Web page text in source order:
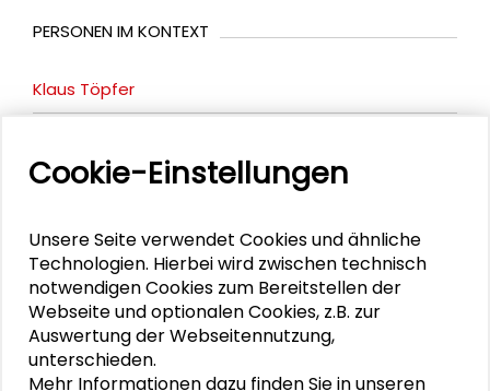
PERSONEN IM KONTEXT
Klaus Töpfer
Stephan Lessenich
Brigitte Zypries
Christian Stegbauer
PUBLIKATIONEN
Cookie-Einstellungen
Unsere Seite verwendet Cookies und ähnliche
Technologien. Hierbei wird zwischen technisch
notwendigen Cookies zum Bereitstellen der
Webseite und optionalen Cookies, z.B. zur
Auswertung der Webseitennutzung,
unterschieden.
Mehr Informationen dazu finden Sie in unseren